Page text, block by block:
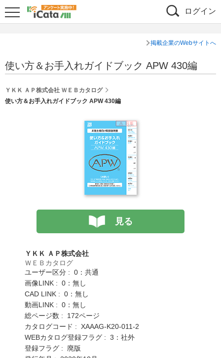
ログイン
掲載企業のWebサイトへ
使い方＆お手入れガイドブック APW 430編
ＹＫＫ ＡＰ株式会社 ＷＥＢカタログ
使い方＆お手入れガイドブック APW 430編
見る
ＹＫＫ ＡＰ株式会社
ＷＥＢカタログ
ユーザー区分 : 0：共通
画像LINK : 0：無し
CAD LINK : 0：無し
動画LINK : 0：無し
総ページ数 : 172ページ
カタログコード : XAAAG-K20-011-2
WEBカタログ登録フラグ : 3：社外
登録フラグ : 廃版